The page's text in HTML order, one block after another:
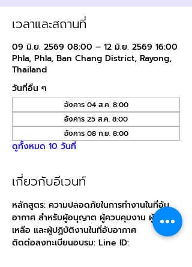
เวลาและสถานที่
09 มิ.ย. 2569 08:00 – 12 มิ.ย. 2569 16:00
Phla, Phla, Ban Chang District, Rayong,
Thailand
วันที่อื่น ๆ
อังคาร 04 ส.ค. 8:00
อังคาร 25 ส.ค. 8:00
อังคาร 08 ก.ย. 8:00
ดูทั้งหมด 10 วันที่
เกี่ยวกับอีเวนท์
หลักสูตร: ความปลอดภัยในการทำงานในที่อับ
อากาศ สำหรับผู้อนุญาต ผู้ควบคุมงาน ผู้ช่วย
เหลือ และผู้ปฏิบัติงานในที่อับอากาศ
ติดต่อลงทะเบียนอบรม: Line ID: